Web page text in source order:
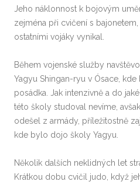
Jeho náklonnost k bojovým
zejména při cvičení s
ostatními vojáky vynikal.
Během vojenské služby
Yagyu Shingan-ryu v Ósace,
posádka. Jak intenzivně a do
této školy studoval nevíme,
odešel z armády, příležitostně
kde bylo dojo školy Yagyu.
Několik dalších neklidných let
Krátkou dobu cvičil judo, když